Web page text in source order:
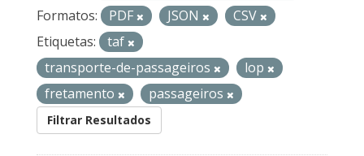
Formatos:
PDF JSON
CSV
Etiquetas:
taf
transporte-de-passageiros
lop
fretamento
passageiros
Filtrar Resultados